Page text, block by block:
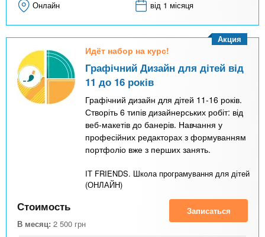
Онлайн від 1 місяця
Идёт набор на курс!
Графічний Дизайн для дітей від
11 до 16 років
Графічний дизайн для дітей 11-16 років.
Створіть 6 типів дизайнерських робіт: від
веб-макетів до банерів. Навчання у
професійних редакторах з формуванням
портфоліо вже з перших занять.
IT FRIENDS. Школа програмування для дітей
(ОНЛАЙН)
Акция
Стоимость
В месяц: 2 500 грн
Записаться